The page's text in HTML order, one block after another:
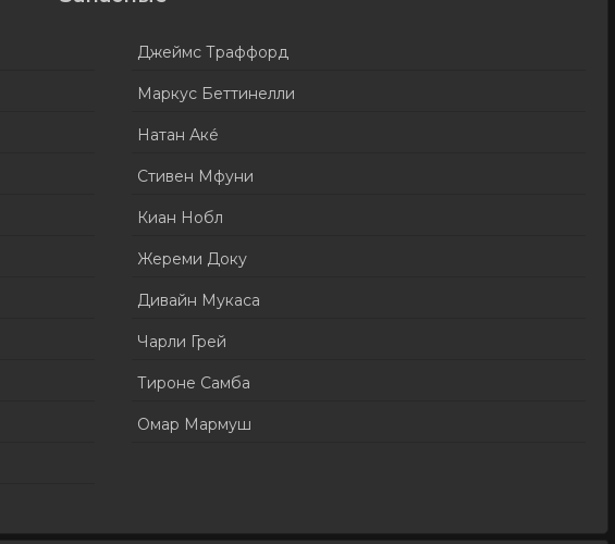
Джеймс Траффорд
Маркус Беттинелли
Натан Акé
Стивен Мфуни
Киан Нобл
Жереми Доку
Дивайн Мукаса
Чарли Грей
Тироне Самба
Омар Мармуш